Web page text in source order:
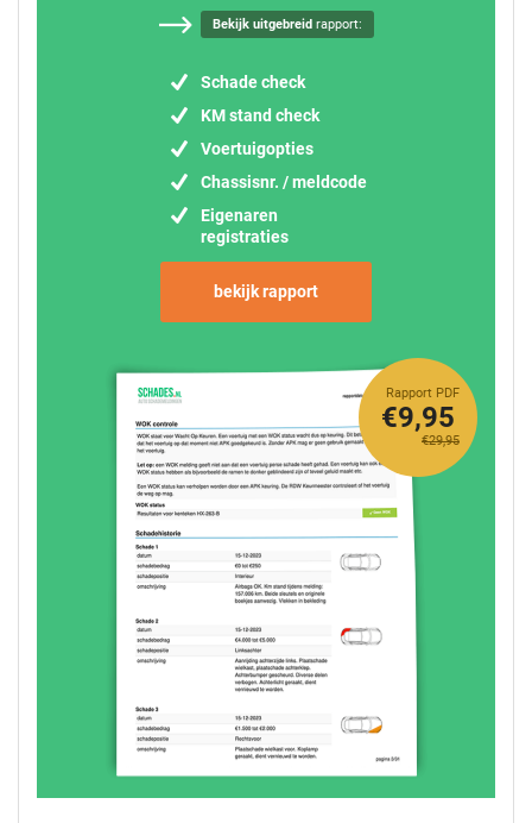
Bekijk uitgebreidrapport:
Schade check
KM stand check
Voertuigopties
Chassisnr. / meldcode
Eigenaren
registraties
bekijk rapport
Rapport PDF
€29,95
€9,95